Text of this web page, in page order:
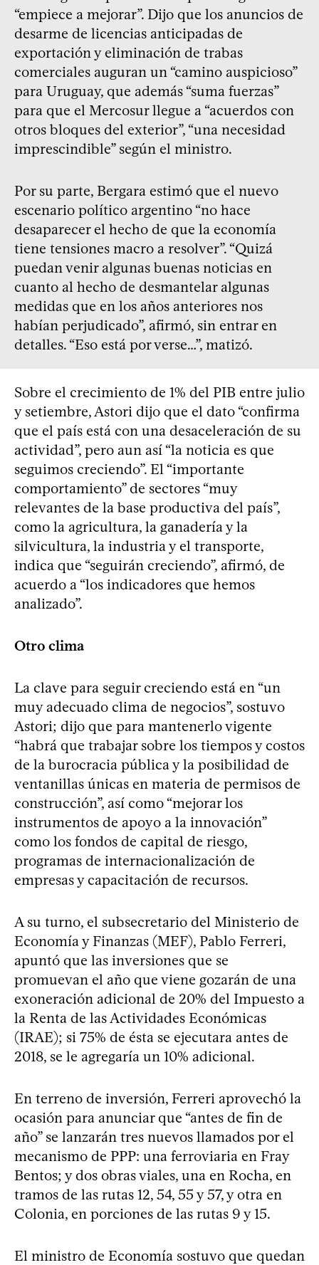
“empiece a mejorar”. Dijo que los anuncios de
desarme de licencias anticipadas de
exportación y eliminación de trabas
comerciales auguran un “camino auspicioso”
para Uruguay, que además “suma fuerzas”
para que el Mercosur llegue a “acuerdos con
otros bloques del exterior”, “una necesidad
imprescindible” según el ministro.
Por su parte, Bergara estimó que el nuevo
escenario político argentino “no hace
desaparecer el hecho de que la economía
tiene tensiones macro a resolver”. “Quizá
puedan venir algunas buenas noticias en
cuanto al hecho de desmantelar algunas
medidas que en los años anteriores nos
habían perjudicado”, afirmó, sin entrar en
detalles. “Eso está por verse…”, matizó.
Sobre el crecimiento de 1% del PIB entre julio
y setiembre, Astori dijo que el dato “confirma
que el país está con una desaceleración de su
actividad”, pero aun así “la noticia es que
seguimos creciendo”. El “importante
comportamiento” de sectores “muy
relevantes de la base productiva del país”,
como la agricultura, la ganadería y la
silvicultura, la industria y el transporte,
indica que “seguirán creciendo”, afirmó, de
acuerdo a “los indicadores que hemos
analizado”.
Otro clima
La clave para seguir creciendo está en “un
muy adecuado clima de negocios”, sostuvo
Astori; dijo que para mantenerlo vigente
“habrá que trabajar sobre los tiempos y costos
de la burocracia pública y la posibilidad de
ventanillas únicas en materia de permisos de
construcción”, así como “mejorar los
instrumentos de apoyo a la innovación”
como los fondos de capital de riesgo,
programas de internacionalización de
empresas y capacitación de recursos.
A su turno, el subsecretario del Ministerio de
Economía y Finanzas (MEF), Pablo Ferreri,
apuntó que las inversiones que se
promuevan el año que viene gozarán de una
exoneración adicional de 20% del Impuesto a
la Renta de las Actividades Económicas
(IRAE); si 75% de ésta se ejecutara antes de
2018, se le agregaría un 10% adicional.
En terreno de inversión, Ferreri aprovechó la
ocasión para anunciar que “antes de fin de
año” se lanzarán tres nuevos llamados por el
mecanismo de PPP: una ferroviaria en Fray
Bentos; y dos obras viales, una en Rocha, en
tramos de las rutas 12, 54, 55 y 57, y otra en
Colonia, en porciones de las rutas 9 y 15.
El ministro de Economía sostuvo que quedan